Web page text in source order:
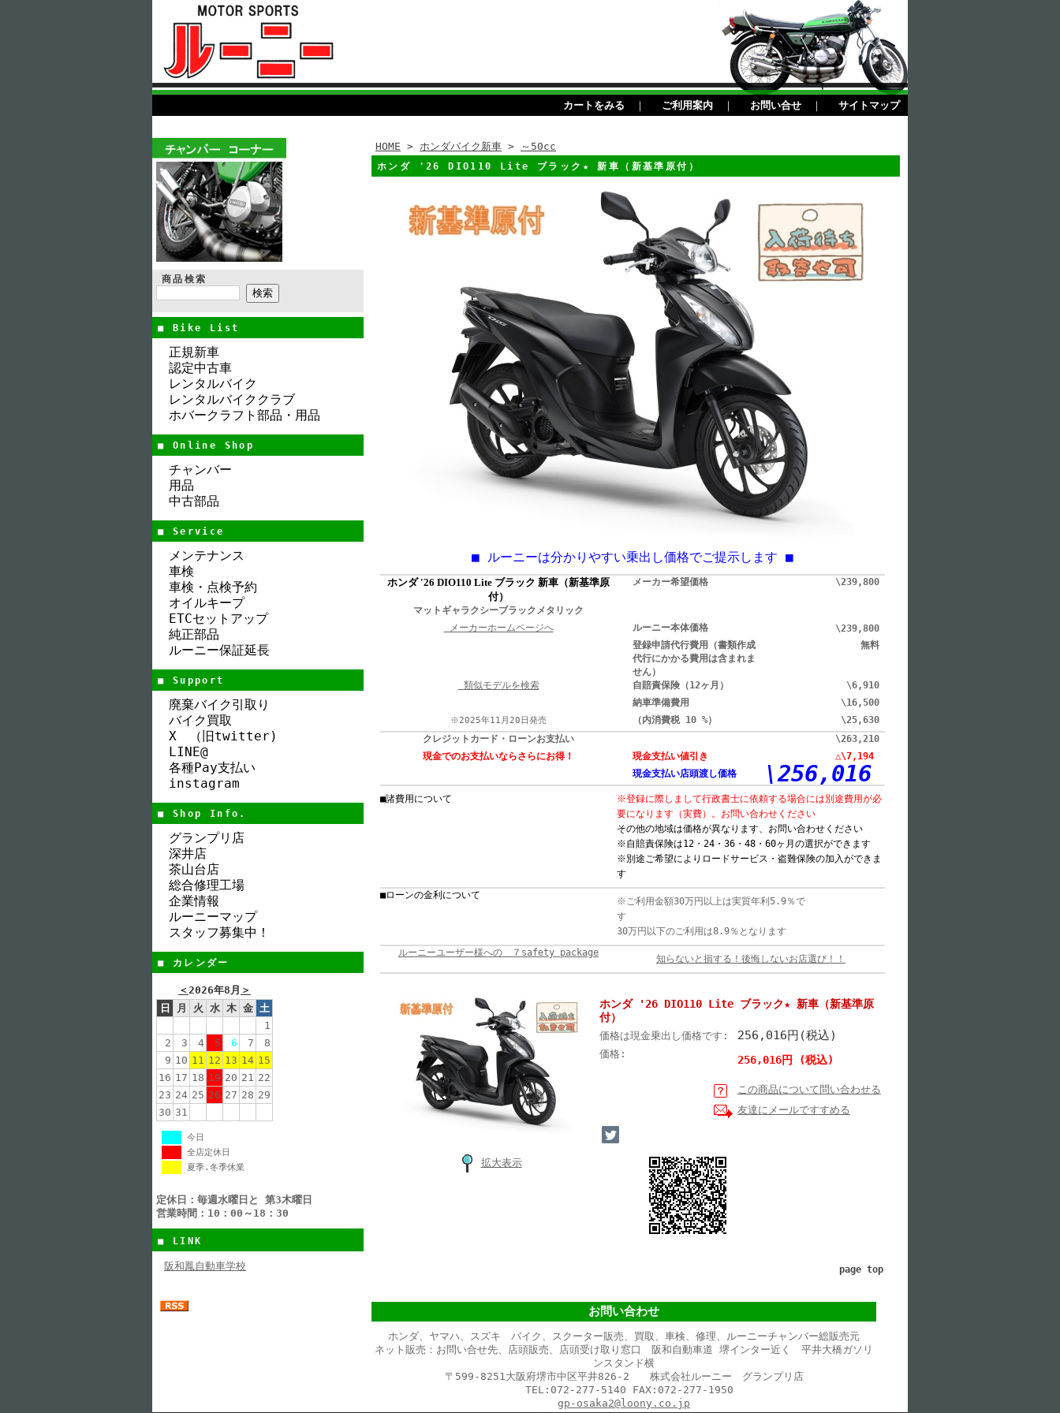
カートをみる ｜ ご利用案内 ｜ お問い合せ ｜ サイトマップ
商品検索
■ Bike List
正規新車
認定中古車
レンタルバイク
レンタルバイククラブ
ホバークラフト部品・用品
■ Online Shop
チャンバー
用品
中古部品
■ Service
メンテナンス
車検
車検・点検予約
オイルキープ
ETCセットアップ
純正部品
ルーニー保証延長
■ Support
廃棄バイク引取り
バイク買取
X （旧twitter)
LINE@
各種Pay支払い
instagram
■ Shop Info.
グランプリ店
深井店
茶山台店
総合修理工場
企業情報
ルーニーマップ
スタッフ募集中！
■ カレンダー
＜2026年8月 ＞
日
月 火 水 木 金 土
1
2
3 4 5 6 7
8
9 10 11 12 13 14 15
16 17 18 19 20 21 22
23 24 25 26 27 28 29
30 31
今日
全店定休日
夏季.冬季休業
定休日：毎週水曜日と 第3木曜日
営業時間：10：00～18：30
■ LINK
阪和鳳自動車学校
HOME > ホンダバイク新車 > ～50cc
ホンダ '26 DIO110 Lite ブラック★ 新車（新基準原付）
■ ルーニーは分かりやすい乗出し価格でご提示します ■
ホンダ '26 DIO110 Lite ブラック 新車（新基準原
付）
メーカー希望価格 \239,800
マットギャラクシーブラックメタリック
メーカーホームページへ
ルーニー本体価格
\239,800
登録申請代行費用（書類作成
代行にかかる費用は含まれま
せん）
無料
類似モデルを検索 自賠責保険（12ヶ月）
\6,910
納車準備費用
\16,500
※2025年11月20日発売 （内消費税 10 %）
\25,630
クレジットカード・ローンお支払い
\263,210
現金でのお支払いならさらにお得！
現金支払い値引き
△\7,194
現金支払い店頭渡し価格
\256,016
■諸費用について
※登録に際しまして行政書士に依頼する場合には別途費用が必
要になります（実費）。お問い合わせください
その他の地域は価格が異なります、お問い合わせください
※自賠責保険は12・24・36・48・60ヶ月の選択ができます
※別途ご希望によりロードサービス・盗難保険の加入ができま
す
■ローンの金利について
※ご利用金額30万円以上は実質年利5.9％で
す
30万円以下のご利用は8.9％となります
ルーニーユーザー様への ７safety package
知らないと損する！後悔しないお店選び！！
拡大表示
ホンダ '26 DIO110 Lite ブラック★ 新車（新基準原
付）
価格は現金乗出し価格です: 256,016円(税込)
価格: 256,016円 (税込)
この商品について問い合わせる
友達にメールですすめる
page top
お問い合わせ
ホンダ、ヤマハ、スズキ バイク、スクーター販売、買取、車検、修理、ルーニーチャンバー総販売元
ネット販売：お問い合せ先、店頭販売、店頭受け取り窓口 阪和自動車道 堺インター近く 平井大橋ガソリ
ンスタンド横
〒599-8251大阪府堺市中区平井826-2 株式会社ルーニー グランプリ店
TEL:072-277-5140 FAX:072-277-1950
gp-osaka2@loony.co.jp